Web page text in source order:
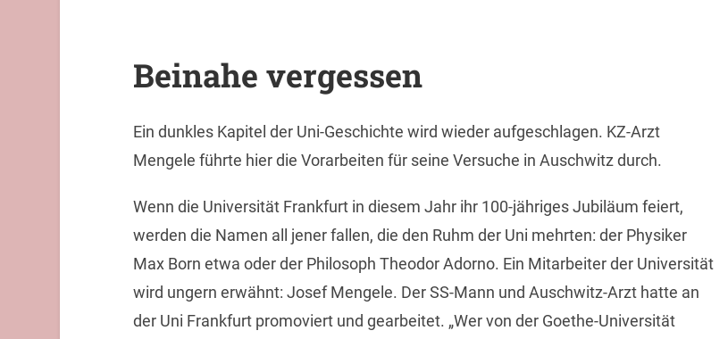
Beinahe vergessen
Ein dunkles Kapitel der Uni-Geschichte wird wieder aufgeschlagen. KZ-Arzt
Mengele führte hier die Vorarbeiten für seine Versuche in Auschwitz durch.
Wenn die Universität Frankfurt in diesem Jahr ihr 100-jähriges Jubiläum feiert,
werden die Namen all jener fallen, die den Ruhm der Uni mehrten: der Physiker
Max Born etwa oder der Philosoph Theodor Adorno. Ein Mitarbeiter der Universität
wird ungern erwähnt: Josef Mengele. Der SS-Mann und Auschwitz-Arzt hatte an
der Uni Frankfurt promoviert und gearbeitet. „Wer von der Goethe-Universität